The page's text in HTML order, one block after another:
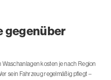
gegenüber
kosten je nach Region
sein Fahrzeug regelmäßig pflegt –